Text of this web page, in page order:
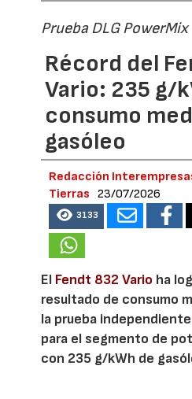
Prueba DLG PowerMix
Récord del
Vario: 235 g/
consumo
gasóleo
Redacción
Tierras
23/07/2026
3133
El Fendt 832 Vario ha
resultado de consumo
la prueba independiente
para el segmento de
con 235 g/kWh de